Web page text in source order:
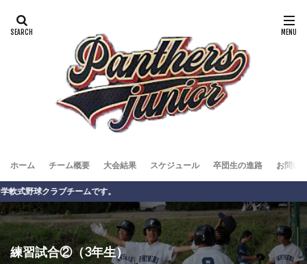
ホーム チーム概要 大会結果 スケジュール 卒団生の進路 お問い
ラブチームです。
練習試合②（3年生）